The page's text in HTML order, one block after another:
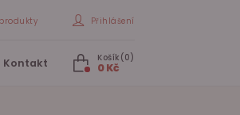
Přihlášení
Kontakt Košík(0)
0 Kč